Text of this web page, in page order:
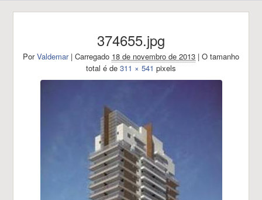
374655.jpg
Por Valdemar | Carregado 18 de novembro de 2013 | O tamanho
total é de 311 × 541 pixels